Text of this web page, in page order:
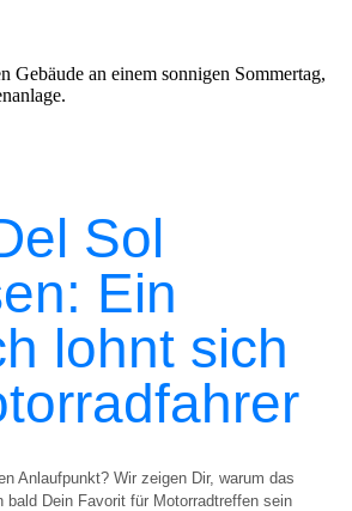
Sol
Ein
lohnt sich
Anlaufpunkt? Wir zeigen Dir, warum das
bald Dein Favorit für Motorradtreffen sein